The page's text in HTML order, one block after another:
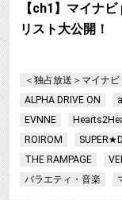
【ch1】マイナ
リスト大公開！
＜独占放送＞マイナ
ALPHA DRIVE ON
EVNNE
ROIROM
THE RAMPAGE
バラエティ・音楽